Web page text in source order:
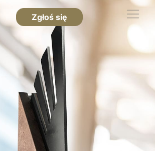
Zgłoś się